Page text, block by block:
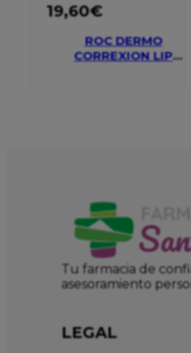
19,60€
ROC DERMO
CORREXION LIP
Tu farmacia de
asesoramiento
LEGAL